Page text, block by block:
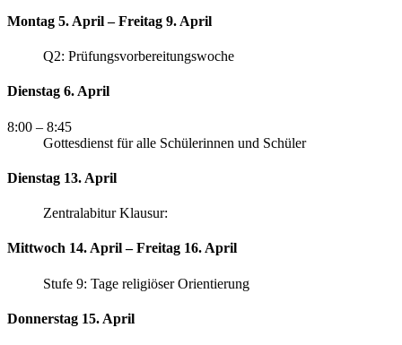
Montag 5. April – Freitag 9. April
Q2: Prüfungsvorbereitungswoche
Dienstag 6. April
8:00 – 8:45
Gottesdienst für alle Schülerinnen und Schüler
Dienstag 13. April
Zentralabitur Klausur:
Mittwoch 14. April – Freitag 16. April
Stufe 9: Tage religiöser Orientierung
Donnerstag 15. April